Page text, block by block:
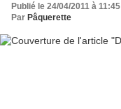
Publié le 24/04/2011 à 11:45
Par Pâquerette